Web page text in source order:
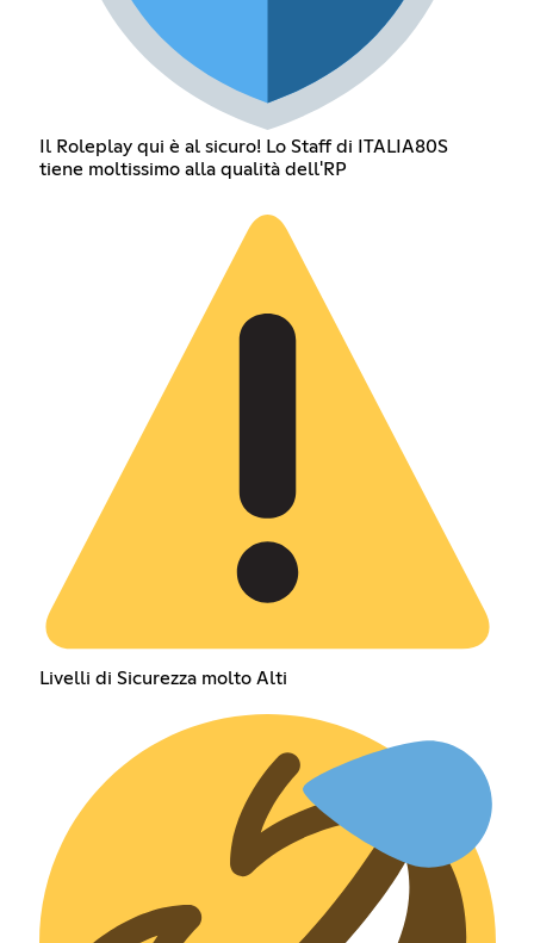
Il Roleplay qui è al sicuro! Lo Staff di ITALIA80S
tiene moltissimo alla qualità dell'RP
Livelli di Sicurezza molto Alti